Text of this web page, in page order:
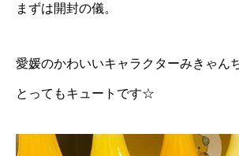
まずは開封の儀。
愛媛のかわいいキャラクターみきゃん
とってもキュートです☆